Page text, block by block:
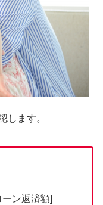
します。
ン返済額]